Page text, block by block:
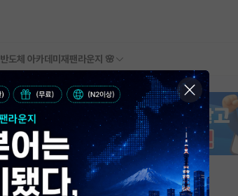
반도체 아카데미 재팬라운지 🌸